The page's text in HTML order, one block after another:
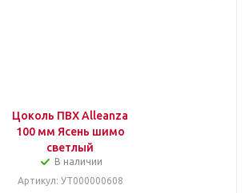
Цоколь ПВХ Alleanza
100 мм Ясень шимо
светлый
В наличии
Артикул: УТ000000608